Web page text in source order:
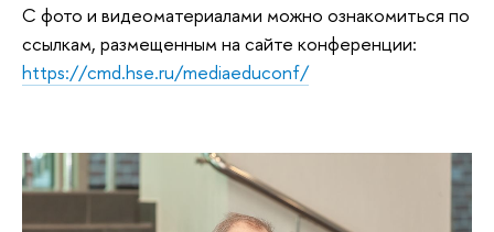
С фото и видеоматериалами можно ознакомиться по
ссылкам, размещенным на сайте конференции:
https://cmd.hse.ru/mediaeduconf/